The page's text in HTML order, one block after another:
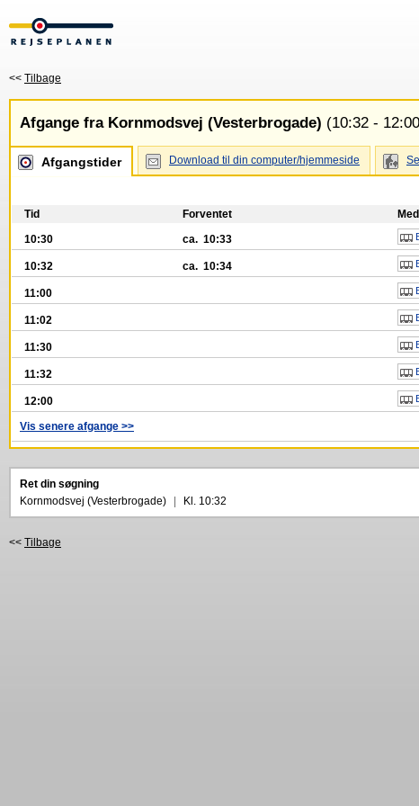
<< Tilbage
Afgange fra Kornmodsvej (Vesterbrogade) (10:32 -
Afgangstider Download til din computer/hjemmeside
Tid
Forventet Med
10:30
ca. 10:33
10:32 ca. 10:34
11:00
11:02
11:30
11:32
12:00
Vis senere afgange >>
Ret din søgning
Kornmodsvej (Vesterbrogade)
Kl. 10:32
<< Tilbage